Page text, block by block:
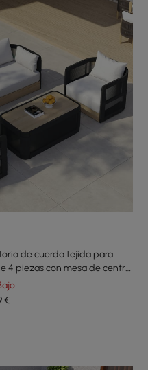
de cuerda tejida para
4 piezas con mesa de centro
€